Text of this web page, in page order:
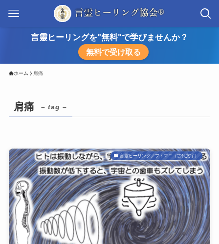
言靈ヒーリングを"無料"で学びませんか？
無料で受け取る
ホーム 肩痛
肩痛 – tag –
言靈ヒーリング／フトマニ（古代文字）